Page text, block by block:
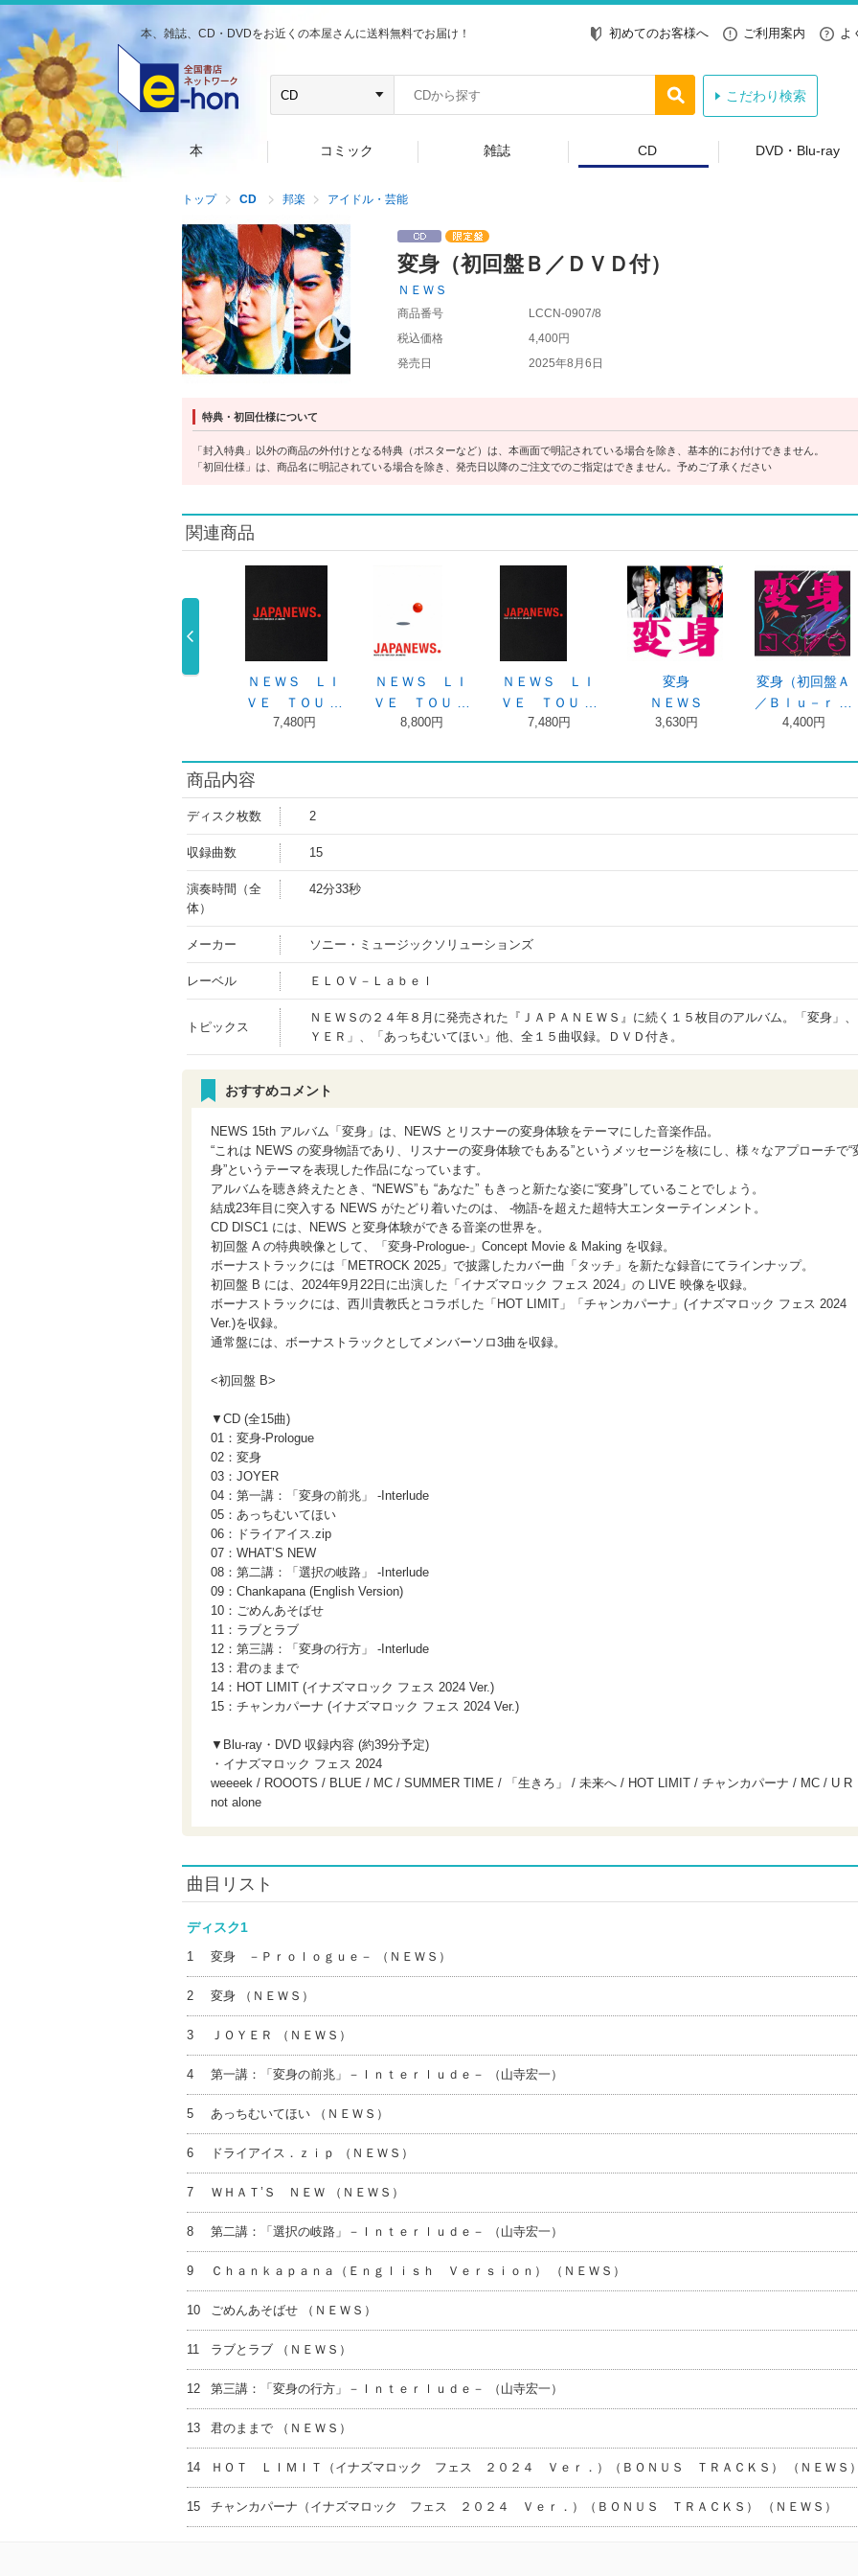
本、雑誌、CD・DVDをお近くの本屋さんに送料無料でお届け！ 初めてのお客様へ ご利用案内 よ
こだわり検索
本 コミック 雑誌 CD DVD・Blu-ray
トップ CD 邦楽 アイドル・芸能
変身（初回盤Ｂ／ＤＶＤ付）
ＮＥＷＳ
商品番号
LCCN-0907/8
税込価格
4,400円
発売日
2025年8月6日
特典・初回仕様について
「封入特典」以外の商品の外付けとなる特典（ポスターなど）は、本画面で明記されている場合を除き、基本的にお付けできません。
「初回仕様」は、商品名に明記されている場合を除き、発売日以降のご注文でのご指定はできません。予めご了承ください
関連商品
ＫＭＫ（初回盤
ＮＥＷＳ ＬＩ
ＶＥ ＴＯＵ …
7,480円
ＮＥＷＳ ＬＩ
ＶＥ ＴＯＵ …
8,800円
ＮＥＷＳ ＬＩ
ＶＥ ＴＯＵ …
7,480円
変身
ＮＥＷＳ
3,630円
変身（初回盤Ａ
／Ｂｌｕ－ｒ …
4,400円
商品内容
ディスク枚数 2
収録曲数 15
演奏時間（全
体）
42分33秒
メーカー ソニー・ミュージックソリューションズ
レーベル ＥＬＯＶ－Ｌａｂｅｌ
トピックス
ＮＥＷＳの２４年８月に発売された『ＪＡＰＡＮＥＷＳ』に続く１５枚目のアルバム。「変身」
ＹＥＲ」、「あっちむいてほい」他、全１５曲収録。ＤＶＤ付き。
おすすめコメント
NEWS 15th アルバム「変身」は、NEWS とリスナーの変身体験をテーマにした音楽作品。
“これは NEWS の変身物語であり、リスナーの変身体験でもある”というメッセージを核にし、様々なアプローチで“
身”というテーマを表現した作品になっています。
アルバムを聴き終えたとき、“NEWS”も “あなた” もきっと新たな姿に“変身”していることでしょう。
結成23年目に突入する NEWS がたどり着いたのは、 -物語-を超えた超特大エンターテインメント。
CD DISC1 には、NEWS と変身体験ができる音楽の世界を。
初回盤 A の特典映像として、「変身-Prologue-」Concept Movie & Making を収録。
ボーナストラックには「METROCK 2025」で披露したカバー曲「タッチ」を新たな録音にてラインナップ。
初回盤 B には、2024年9月22日に出演した「イナズマロック フェス 2024」の LIVE 映像を収録。
ボーナストラックには、西川貴教氏とコラボした「HOT LIMIT」「チャンカパーナ」(イナズマロック フェス 2024
Ver.)を収録。
通常盤には、ボーナストラックとしてメンバーソロ3曲を収録。
<初回盤 B>
▼CD (全15曲)
01：変身-Prologue
02：変身
03：JOYER
04：第一講：「変身の前兆」 -Interlude
05：あっちむいてほい
06：ドライアイス.zip
07：WHAT’S NEW
08：第二講：「選択の岐路」 -Interlude
09：Chankapana (English Version)
10：ごめんあそばせ
11：ラブとラブ
12：第三講：「変身の行方」 -Interlude
13：君のままで
14：HOT LIMIT (イナズマロック フェス 2024 Ver.)
15：チャンカパーナ (イナズマロック フェス 2024 Ver.)
▼Blu-ray・DVD 収録内容 (約39分予定)
・イナズマロック フェス 2024
weeeek / ROOOTS / BLUE / MC / SUMMER TIME / 「生きろ」 / 未来へ / HOT LIMIT / チャンカパーナ / MC / U R
not alone
曲目リスト
ディスク1
1 変身 －Ｐｒｏｌｏｇｕｅ－ （ＮＥＷＳ）
2 変身 （ＮＥＷＳ）
3 ＪＯＹＥＲ （ＮＥＷＳ）
4 第一講：「変身の前兆」－Ｉｎｔｅｒｌｕｄｅ－ （山寺宏一）
5 あっちむいてほい （ＮＥＷＳ）
6 ドライアイス．ｚｉｐ （ＮＥＷＳ）
7 ＷＨＡＴ’Ｓ ＮＥＷ （ＮＥＷＳ）
8 第二講：「選択の岐路」－Ｉｎｔｅｒｌｕｄｅ－ （山寺宏一）
9 Ｃｈａｎｋａｐａｎａ（Ｅｎｇｌｉｓｈ Ｖｅｒｓｉｏｎ） （ＮＥＷＳ）
10 ごめんあそばせ （ＮＥＷＳ）
11 ラブとラブ （ＮＥＷＳ）
12 第三講：「変身の行方」－Ｉｎｔｅｒｌｕｄｅ－ （山寺宏一）
13 君のままで （ＮＥＷＳ）
14 ＨＯＴ ＬＩＭＩＴ（イナズマロック フェス ２０２４ Ｖｅｒ．）（ＢＯＮＵＳ ＴＲＡＣＫＳ） （ＮＥＷＳ）
15 チャンカパーナ（イナズマロック フェス ２０２４ Ｖｅｒ．）（ＢＯＮＵＳ ＴＲＡＣＫＳ） （ＮＥＷＳ）